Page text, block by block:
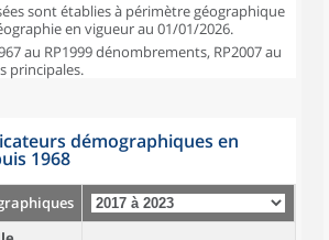
sont établies à périmètre géographique
en vigueur au 01/01/2026.
au RP1999 dénombrements, RP2007 au
principales.
démographiques en
1968